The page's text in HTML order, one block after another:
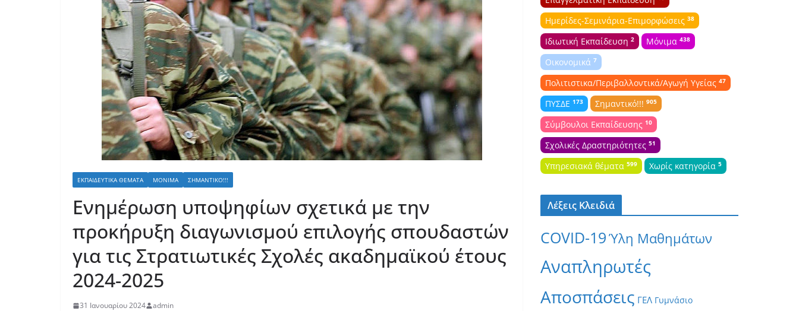
ΕΚΠΑΙΔΕΥΤΙΚΆ ΘΈΜΑΤΑ ΜΌΝΙΜΑ ΣΗΜΑΝΤΙΚΌ!!!
Ενημέρωση υποψηφίων σχετικά με την
προκήρυξη διαγωνισμού επιλογής σπουδαστών
για τις Στρατιωτικές Σχολές ακαδημαϊκού έτους
2024-2025
31 Ιανουαρίου 2024 admin
Ημερίδες-Σεμινάρια-Επιμορφώσεις 38
Ιδιωτική Εκπαίδευση 2 Μόνιμα 438
Οικονομικά 7
Πολιτιστικα/Περιβαλλοντικά/Αγωγή Υγείας 47
ΠΥΣΔΕ 173 Σημαντικό!!! 905
Σύμβουλοι Εκπαίδευσης 10
Σχολικές Δραστηριότητες 51
Υπηρεσιακά θέματα 599 Χωρίς κατηγορία 5
Λέξεις Κλειδιά
COVID-19Ύλη Μαθημάτων
Αναπληρωτές
Αποσπάσεις ΓΕΛ Γυμνάσιο